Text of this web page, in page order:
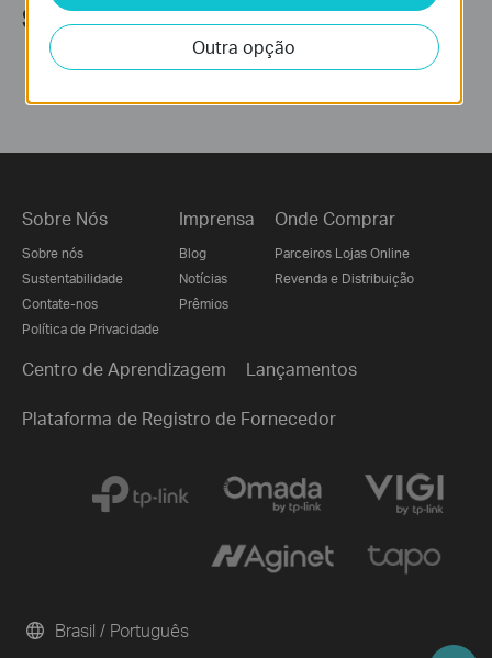
Siga-nos
Sobre Nós
Sobre nós
Sustentabilidade
Contate-nos
Política de Privacidade
Imprensa
Blog
Notícias
Prêmios
Onde Comprar
Parceiros Lojas Online
Revenda e Distribuição
Centro de Aprendizagem Lançamentos
Plataforma de Registro de Fornecedor
Brasil / Português
Outra opção